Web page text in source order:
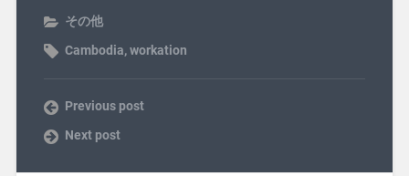
その他
Cambodia,workation
Previous post
Next post